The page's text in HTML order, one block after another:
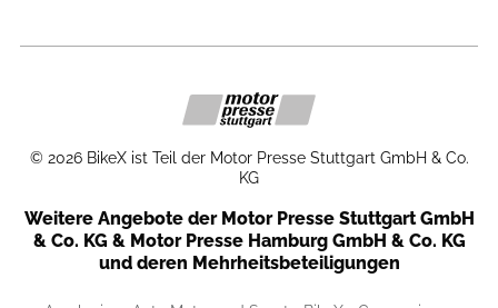
© 2026 BikeX ist Teil der Motor Presse Stuttgart GmbH & Co.
KG
Weitere Angebote der Motor Presse Stuttgart GmbH
& Co. KG & Motor Presse Hamburg GmbH & Co. KG
und deren Mehrheitsbeteiligungen